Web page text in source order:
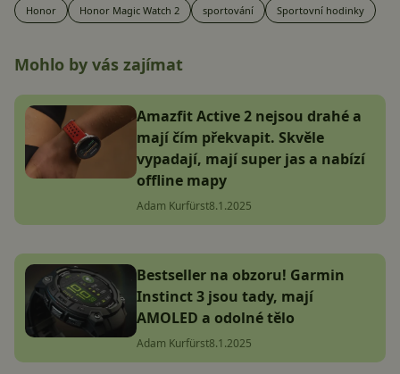
Honor Honor Magic Watch 2 sportování Sportovní hodinky
Mohlo by vás zajímat
Amazfit Active 2 nejsou drahé a
mají čím překvapit. Skvěle
vypadají, mají super jas a nabízí
offline mapy
Adam Kurfürst8.1.2025
Bestseller na obzoru! Garmin
Instinct 3 jsou tady, mají
AMOLED a odolné tělo
Adam Kurfürst8.1.2025